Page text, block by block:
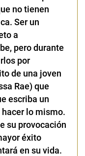
no tienen
Ser un
a
pero durante
por
de una joven
Rae) que
escriba un
lo mismo.
su provocación
éxito
en su vida.